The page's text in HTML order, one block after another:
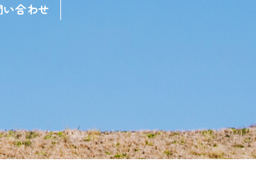
い合わせ